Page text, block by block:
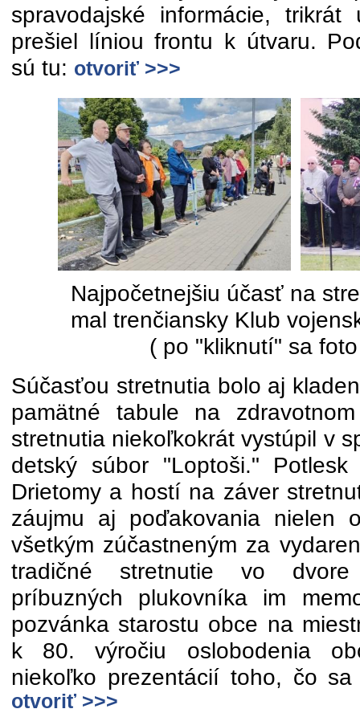
spravodajské informácie,
prešiel líniou frontu k útvaru.
sú tu: otvoriť >>>
Najpočetnejšiu účasť na
mal trenčiansky Klub
( po "kliknutí" sa
Súčasťou stretnutia bolo aj
pamätné tabule na
stretnutia niekoľkokrát vystúpil v
detský súbor "Loptoši." Potlesk
Drietomy a hostí na záver
záujmu aj poďakovania nielen
všetkým zúčastneným za
tradičné stretnutie vo dvore
príbuzných plukovníka im
pozvánka starostu obce na
k 80. výročiu oslobodenia
niekoľko prezentácií toho, čo
otvoriť >>>